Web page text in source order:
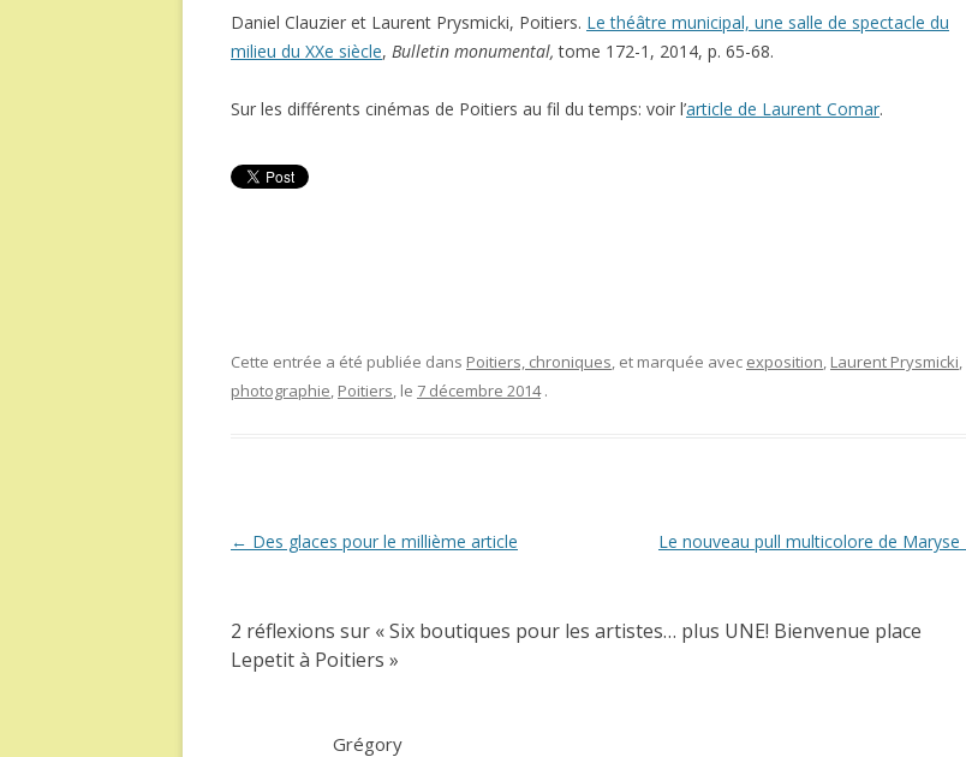
Daniel Clauzier et Laurent Prysmicki, Poitiers. Le théâtre municipal, une salle de spectacle du
milieu du XXe siècle, Bulletin monumental,tome 172-1, 2014, p. 65-68.
Sur les différents cinémas de Poitiers au fil du temps: voir l’article de Laurent Comar.
Cette entrée a été publiée dans Poitiers, chroniques, et marquée avec exposition, Laurent Prysmicki,
photographie, Poitiers, le 7 décembre 2014 .
Navigation
← Des glaces pour le millième article Le nouveau pull multicolore de Maryse
2 réflexions sur «Six boutiques pour les artistes… plus UNE! Bienvenue place
Lepetit à Poitiers »
Grégory